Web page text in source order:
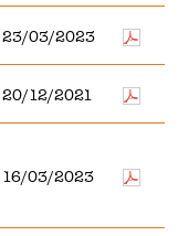
23/03/2023
20/12/2021
16/03/2023